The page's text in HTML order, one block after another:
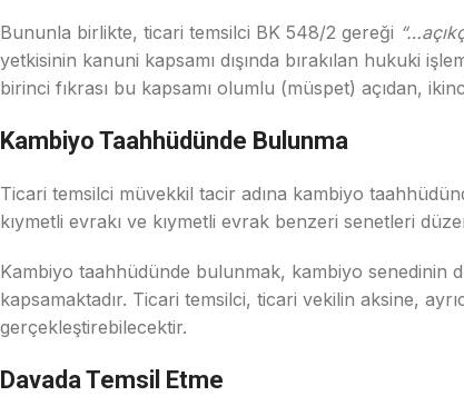
Bununla birlikte, ticari temsilci BK 548/2 gereği
yetkisinin kanuni kapsamı dışında bırakılan hukuki
birinci fıkrası bu kapsamı olumlu (müspet) açıdan,
Kambiyo Taahhüdünde Bulunma
Ticari temsilci müvekkil tacir adına kambiyo
kıymetli evrakı ve kıymetli evrak benzeri senetleri
Kambiyo taahhüdünde bulunmak, kambiyo senedinin
kapsamaktadır. Ticari temsilci, ticari vekilin aksine,
gerçekleştirebilecektir.
Davada Temsil Etme